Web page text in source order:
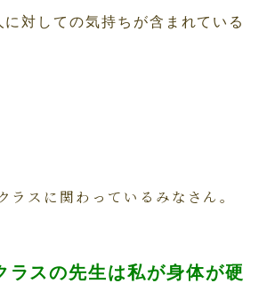
に対しての気持ちが含まれている
ラスに関わっているみなさん。
スの先生は私が身体が硬